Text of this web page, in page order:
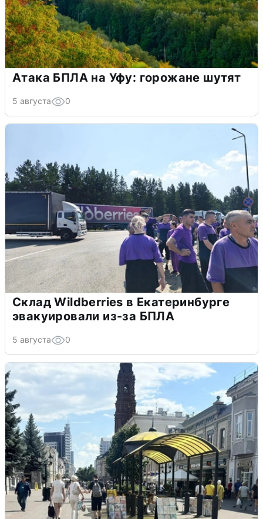
Атака БПЛА на Уфу: горожане шутят
5 августа 0
Склад Wildberries в Екатеринбурге
эвакуировали из-за БПЛА
5 августа 0